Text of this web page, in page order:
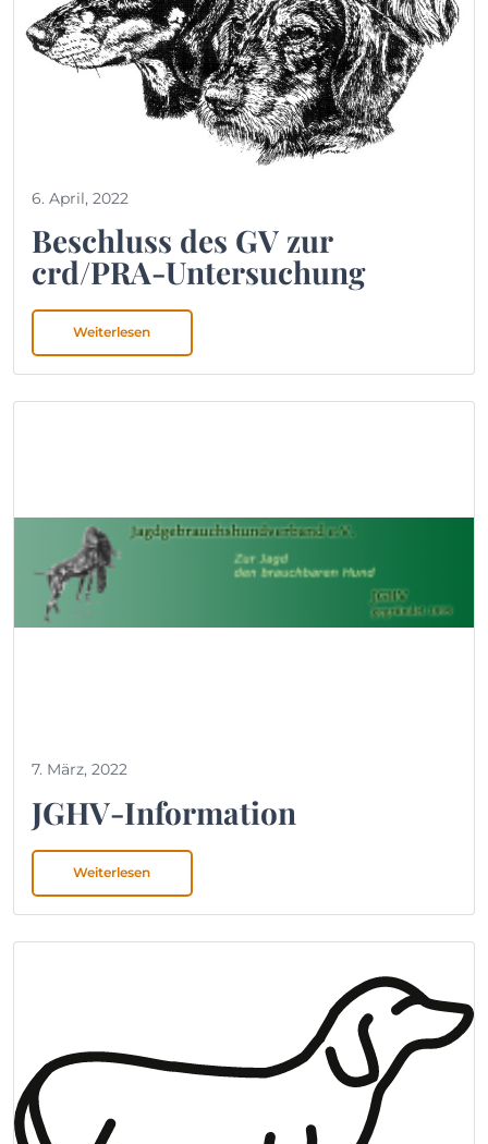
6. April, 2022
Beschluss des GV zur
crd/PRA-Untersuchung
Weiterlesen
7. März, 2022
JGHV-Information
Weiterlesen